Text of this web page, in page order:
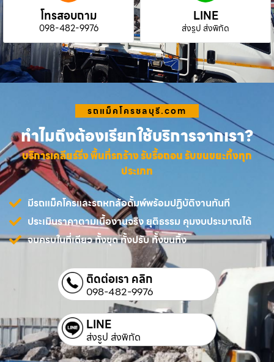
โทรสอบถาม
098-482-9976
LINE
ส่งรูป ส่งพิกัด
รถแม็คโครชลบุรี.com
ทำไมถึงต้องเรียกใช้บริการจากเรา?
บริการเคลียร์ริ่ง พื้นที่รกร้าง รับรื้อถอน รับขนขยะทิ้งทุก
ประเภท
มีรถแม็คโครและรถหกล้อดั้มพ์พร้อมปฏิบัติงานทันที
ประเมินราคาตามเนื้องานจริง ยุติธรรม คุมงบประมาณได้
จบครบในที่เดียว ทั้งขุด ทั้งปรับ ทั้งขนทิ้ง
ติดต่อเรา คลิก
098-482-9976
LINE
ส่งรูป ส่งพิกัด